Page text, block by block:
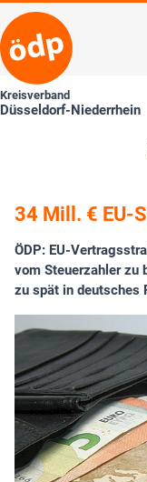
Kreisverband
Düsseldorf-Niederrhein
34 Mill. € EU-
ÖDP: EU-
vom Steuerzahler zu
zu spät in deutsches